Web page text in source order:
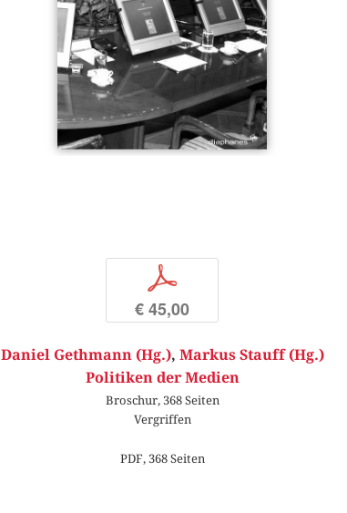
p
€ 45,00
Daniel Gethmann (Hg.), Markus Stauff (Hg.)
Politiken der Medien
Broschur, 368 Seiten
Vergriffen
PDF, 368 Seiten